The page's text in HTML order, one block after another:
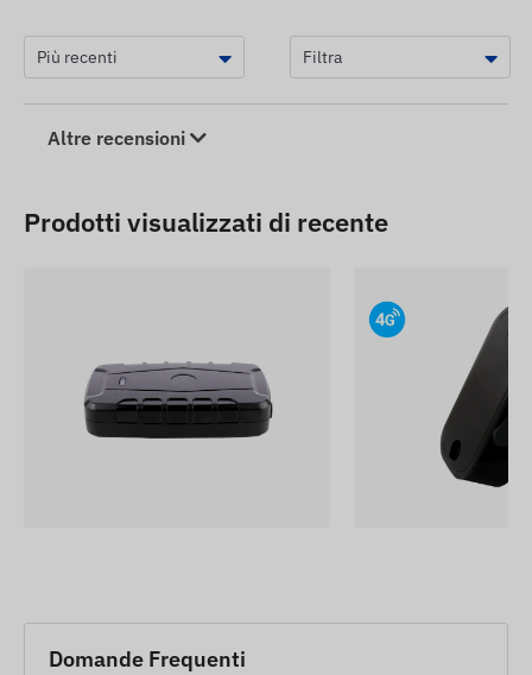
Altre recensioni
Prodotti visualizzati di recente
Domande Frequenti